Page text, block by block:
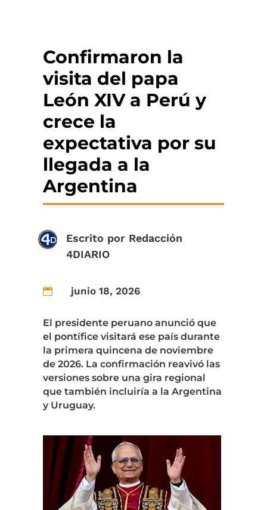
Confirmaron la
visita del papa
León XIV a Perú y
crece la
expectativa por su
llegada a la
Argentina
Escrito por Redacción
4DIARIO
 junio 18, 2026
El presidente peruano anunció que
el pontífice visitará ese país durante
la primera quincena de noviembre
de 2026. La confirmación reavivó las
versiones sobre una gira regional
que también incluiría a la Argentina
y Uruguay.